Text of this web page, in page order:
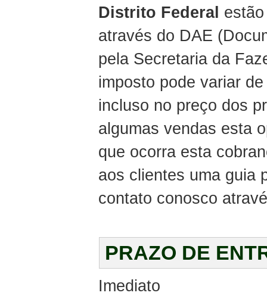
Distrito Federal
através do DAE
pela Secretaria da
imposto pode variar
incluso no preço dos
algumas vendas esta
que ocorra esta
aos clientes uma guia
contato conosco
PRAZO DE
Imediato